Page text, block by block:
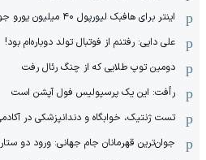
اینتر برای هافبک لیورپول ۴۰ میلیون یورو جور می‌کند
علی دایی: رفتنم از فوتبال تولد دوباره‌ام بود!
دومین توپ طلایی که از چنگ رئال رفت
رأفت: این یک پرسپولیس فول آپشن است
تست ژنتیک، خوابگاه و دندانپزشکی در
جوان‌ترین قهرمانان جام جهانی: ورود دو